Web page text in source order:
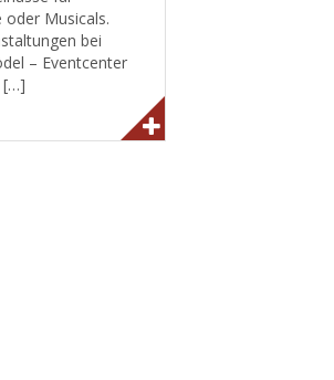
Musicals.
bei
– Eventcenter
[…]